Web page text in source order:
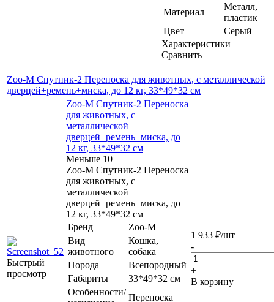
Материал
Металл,
пластик
Цвет
Серый
Характеристики
Сравнить
Zoo-M Спутник-2 Переноска для животных, с металлической
дверцей+ремень+миска, до 12 кг, 33*49*32 см
Быстрый
просмотр
Zoo-M Спутник-2 Переноска
для животных, с
металлической
дверцей+ремень+миска, до
12 кг, 33*49*32 см
Меньше 10
Zoo-M Спутник-2 Переноска
для животных, с
металлической
дверцей+ремень+миска, до
12 кг, 33*49*32 см
Бренд
Zoo-M
Вид
животного
Кошка,
собака
Порода
Всепородный
Габариты
33*49*32 см
Особенности/
Переноска
1 933 ₽/шт
-
+
В корзину